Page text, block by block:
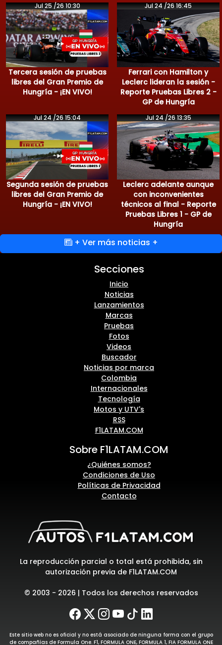
Jul 25 /26 10:30
Tercera sesión de pruebas
libres del Gran Premio de
Hungría - ¡EN VIVO!
Jul 24 /26 16:45
Ferrari con Hamilton y
Leclerc lideran la sesión -
Reporte Pruebas Libres 2 -
GP de Hungría
Jul 24 /26 15:04
Segunda sesión de pruebas
libres del Gran Premio de
Hungría - ¡EN VIVO!
Jul 24 /26 13:35
Leclerc adelante aunque
con inconvenientes
técnicos al final - Reporte
Pruebas Libres 1 - GP de
Hungría
+ Ver más noticias +
Secciones
Inicio
Noticias
Lanzamientos
Marcas
Pruebas
Fotos
Videos
Buscador
Noticias por marca
Colombia
Internacionales
Tecnología
Motos y UTV's
RSS
F1LATAM.COM
Sobre F1LATAM.COM
¿Quiénes somos?
Condiciones de Uso
Políticas de Privacidad
Contacto
La reproducción parcial o total está prohibida, sin
autorización previa de F1LATAM.COM
© 2003 - 2026 | Todos los derechos reservados
Este sitio web no es oficial y no está asociado de ninguna forma con el grupo
de compañías de Formula One. F1, FORMULA ONE, FORMULA 1, FIA FORMULA ONE